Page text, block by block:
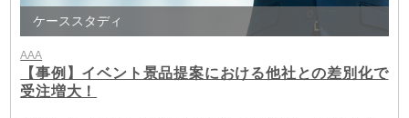
ケーススタディ
AAA
【事例】イベント景品提案における他社との差別化で
受注増大！